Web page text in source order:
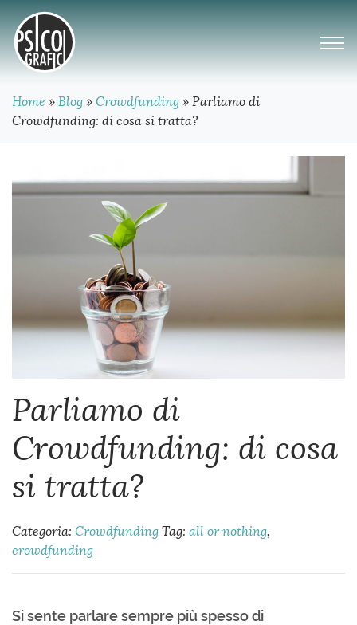
Home » Blog » Crowdfunding » Parliamo di
Crowdfunding: di cosa si tratta?
Parliamo di
Crowdfunding: di cosa
si tratta?
Categoria: Crowdfunding Tag: all or nothing,
crowdfunding
Si sente parlare sempre più spesso di